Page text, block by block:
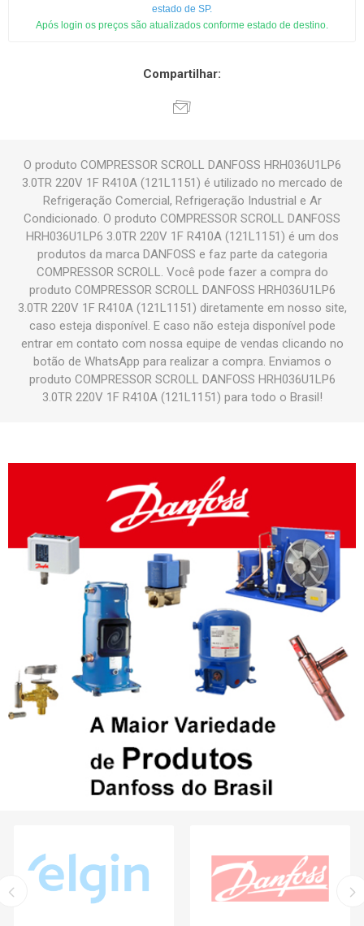
estado de SP.
Após login os preços são atualizados conforme estado de destino.
Compartilhar:
O produto COMPRESSOR SCROLL DANFOSS HRH036U1LP6
3.0TR 220V 1F R410A (121L1151) é utilizado no mercado de
Refrigeração Comercial, Refrigeração Industrial e Ar
Condicionado. O produto COMPRESSOR SCROLL DANFOSS
HRH036U1LP6 3.0TR 220V 1F R410A (121L1151) é um dos
produtos da marca DANFOSS e faz parte da categoria
COMPRESSOR SCROLL. Você pode fazer a compra do
produto COMPRESSOR SCROLL DANFOSS HRH036U1LP6
3.0TR 220V 1F R410A (121L1151) diretamente em nosso site,
caso esteja disponível. E caso não esteja disponível pode
entrar em contato com nossa equipe de vendas clicando no
botão de WhatsApp para realizar a compra. Enviamos o
produto COMPRESSOR SCROLL DANFOSS HRH036U1LP6
3.0TR 220V 1F R410A (121L1151) para todo o Brasil!